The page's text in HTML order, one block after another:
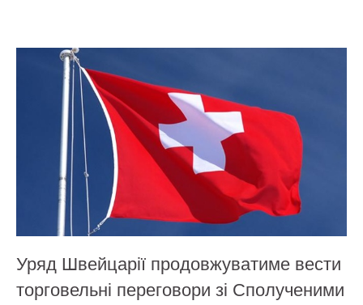
Уряд Швейцарії продовжуватиме вести
торговельні переговори зі Сполученими